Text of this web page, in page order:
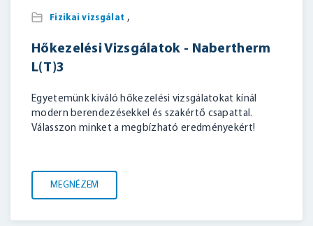
Fizikai vizsgálat ,
Hőkezelési Vizsgálatok - Nabertherm
L(T)3
Egyetemünk kiváló hőkezelési vizsgálatokat kínál
modern berendezésekkel és szakértő csapattal.
Válasszon minket a megbízható eredményekért!
MEGNÉZEM